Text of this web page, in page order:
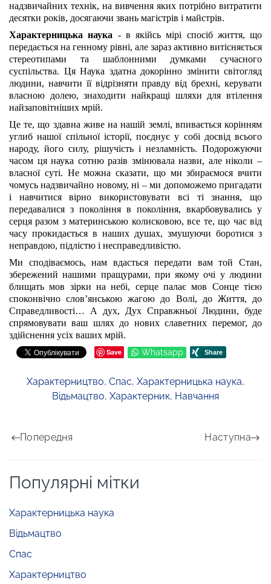
надзвичайних технік, на вивчення яких потрібно витратити
десятки років, досягаючи звань магістрів і майстрів.
Характерницька наука - в якійсь мірі спосіб життя, що
передається на генному рівні, але зараз активно витісняється
стереотипами та шаблонними думками сучасного
суспільства. Ця Наука здатна докорінно змінити світогляд
людини, навчити її відрізняти правду від брехні, керувати
власною долею, знаходити найкращі шляхи для втілення
найзаповітніших мрій.
Це те, що здавна живе на нашій землі, впивається корінням
углиб нашої спільної історії, поєднує у собі досвід всього
народу, його силу, рішучість і незламність. Подорожуючи
часом ця наука сотню разів змінювала назви, але ніколи –
власної суті. Не можна сказати, що ми збираємося вчити
чомусь надзвичайно новому, ні – ми допоможемо пригадати
і навчитися вірно використовувати всі ті знання, що
передавалися з покоління в покоління, вкарбовувались у
серця разом з материнською колисковою, все те, що час від
часу прокидається в наших душах, змушуючи боротися з
неправдою, підлістю і несправедливістю.
Ми сподіваємось, нам вдасться передати вам той Стан,
збережений нашими пращурами, при якому очі у людини
блищать мов зірки на небі, серце палає мов Сонце тією
споконвічно слов’янською жагою до Волі, до Життя, до
Справедливості… А дух, Дух Справжньої Людини, буде
спрямовувати ваш шлях до нових славетних перемог, до
здійснення усіх ваших мрій.
Save Whatsapp
Характерництво, Спас, Характерницька наука,
Відьмацтво, Характерник, Навчання
Попередня Наступна
Популярні мітки
Характерницька наука
Відьмацтво
Спас
Характерництво